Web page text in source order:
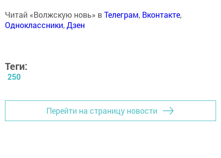
Читай «Волжскую новь» вТелеграм, Вконтакте,
Одноклассники,Дзен
Теги:
250
Перейти на страницу новости